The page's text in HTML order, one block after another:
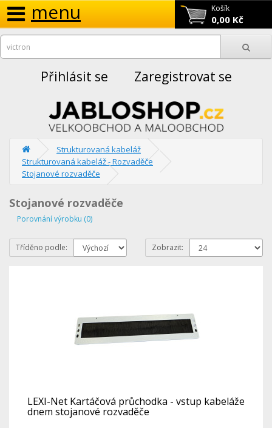
Košík
0,00 Kč
menu
Přihlásit se Zaregistrovat se
Strukturovaná kabeláž
Strukturovaná kabeláž - Rozvaděče
Stojanové rozvaděče
Stojanové rozvaděče
Porovnání výrobku (0)
Tříděno podle: Zobrazit:
LEXI-Net Kartáčová průchodka - vstup kabeláže
dnem stojanové rozvaděče